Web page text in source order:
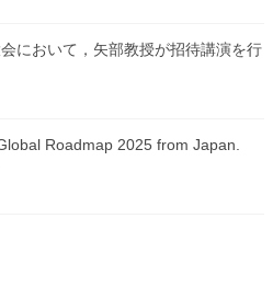
において，矢部教授が招待講演を行
Roadmap 2025 from Japan.